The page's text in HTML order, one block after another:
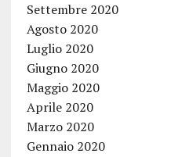
Settembre 2020
Agosto 2020
Luglio 2020
Giugno 2020
Maggio 2020
Aprile 2020
Marzo 2020
Gennaio 2020